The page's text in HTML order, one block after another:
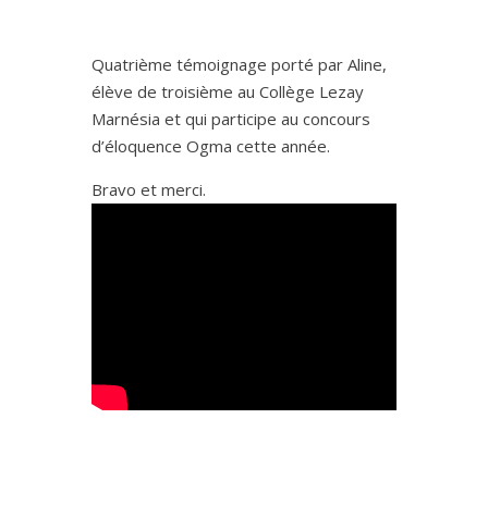
Quatrième témoignage porté par Aline,
élève de troisième au Collège Lezay
Marnésia et qui participe au concours
d’éloquence Ogma cette année.
Bravo et merci.